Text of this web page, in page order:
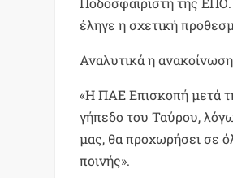
έληγε η σχετική
Αναλυτικά η
«Η ΠΑΕ Επισκοπή μετά
γήπεδο του Ταύρου,
μας, θα προχωρήσει σε
ποινής».